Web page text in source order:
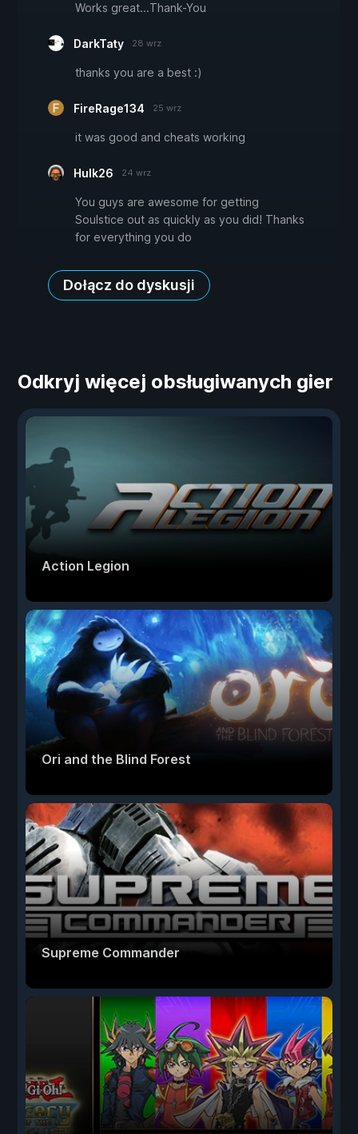
Works great...Thank-You
DarkTaty 28 wrz
thanks you are a best :)
FireRage134 25 wrz
it was good and cheats working
Hulk26 24 wrz
You guys are awesome for getting
Soulstice out as quickly as you did! Thanks
for everything you do
Dołącz do dyskusji
Odkryj więcej obsługiwanych gier
Action Legion
Ori and the Blind Forest
Supreme Commander